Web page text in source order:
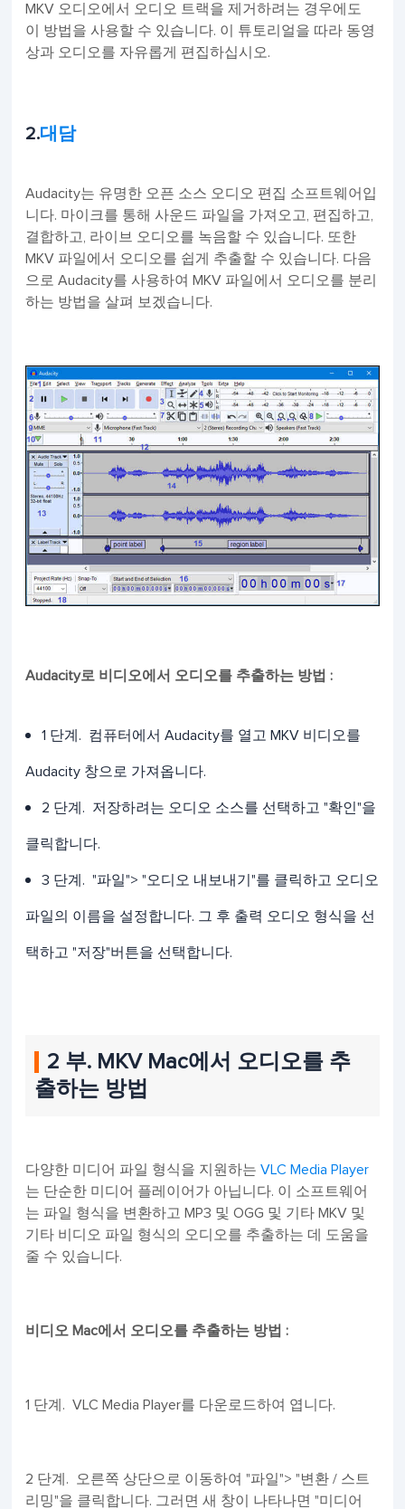
MKV 오디오에서 오디오 트랙을 제거하려는 경우에도
이 방법을 사용할 수 있습니다. 이 튜토리얼을 따라 동영
상과 오디오를 자유롭게 편집하십시오.
2.대담
Audacity는 유명한 오픈 소스 오디오 편집 소프트웨어입
니다. 마이크를 통해 사운드 파일을 가져오고, 편집하고,
결합하고, 라이브 오디오를 녹음할 수 있습니다. 또한
MKV 파일에서 오디오를 쉽게 추출할 수 있습니다. 다음
으로 Audacity를 사용하여 MKV 파일에서 오디오를 분리
하는 방법을 살펴 보겠습니다.
Audacity로 비디오에서 오디오를 추출하는 방법 :
1 단계. 컴퓨터에서 Audacity를 열고 MKV 비디오를
Audacity 창으로 가져옵니다.
2 단계. 저장하려는 오디오 소스를 선택하고 "확인"을
클릭합니다.
3 단계. "파일"> "오디오 내보내기"를 클릭하고 오디오
파일의 이름을 설정합니다. 그 후 출력 오디오 형식을 선
택하고 "저장"버튼을 선택합니다.
2 부. MKV Mac에서 오디오를 추
출하는 방법
다양한 미디어 파일 형식을 지원하는VLC Media Player
는 단순한 미디어 플레이어가 아닙니다. 이 소프트웨어
는 파일 형식을 변환하고 MP3 및 OGG 및 기타 MKV 및
기타 비디오 파일 형식의 오디오를 추출하는 데 도움을
줄 수 있습니다.
비디오 Mac에서 오디오를 추출하는 방법 :
1 단계. VLC Media Player를 다운로드하여 엽니다.
2 단계. 오른쪽 상단으로 이동하여 "파일"> "변환 / 스트
리밍"을 클릭합니다. 그러면 새 창이 나타나면 "미디어